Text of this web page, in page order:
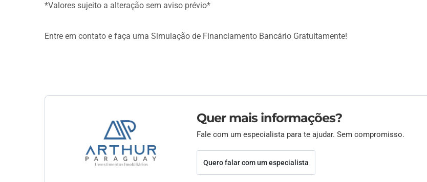
*Valores sujeito a alteração sem aviso prévio*
Entre em contato e faça uma Simulação de Financiamento Bancário Gratuitamente!
Quer mais informações?
Fale com um especialista para te ajudar. Sem compromisso.
Quero falar com um especialista